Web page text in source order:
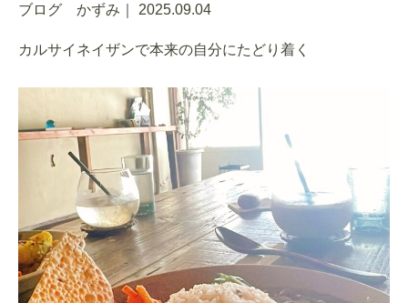
ブログ かずみ｜ 2025.09.04
カルサイネイザンで本来の自分にたどり着く